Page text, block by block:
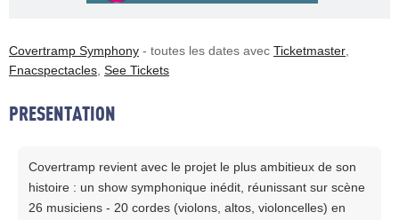
Covertramp Symphony - toutes les dates avec Ticketmaster,
Fnacspectacles, See Tickets
PRESENTATION
Covertramp revient avec le projet le plus ambitieux de son
histoire : un show symphonique inédit, réunissant sur scène
26 musiciens - 20 cordes (violons, altos, violoncelles) en